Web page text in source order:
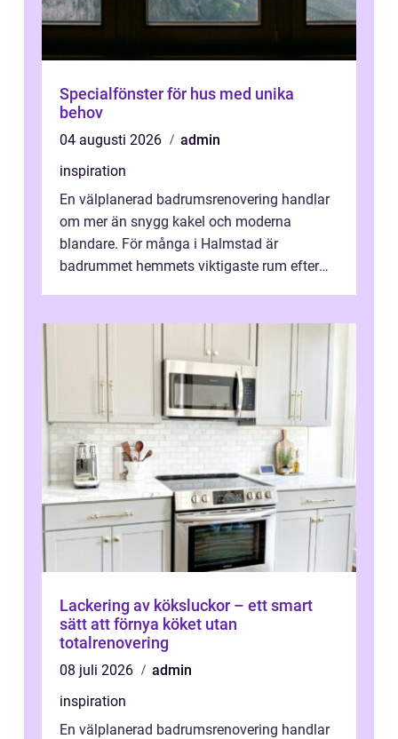
Specialfönster för hus med unika
behov
04 augusti 2026
admin
inspiration
En välplanerad badrumsrenovering handlar
om mer än snygg kakel och moderna
blandare. För många i Halmstad är
badrummet hemmets viktigaste rum efter
Lackering av köksluckor – ett smart
sätt att förnya köket utan
totalrenovering
08 juli 2026
admin
inspiration
En välplanerad badrumsrenovering handlar